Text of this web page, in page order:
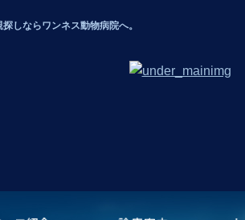
しならワンネス動物病院へ。